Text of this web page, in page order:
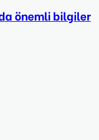
önemli bilgiler